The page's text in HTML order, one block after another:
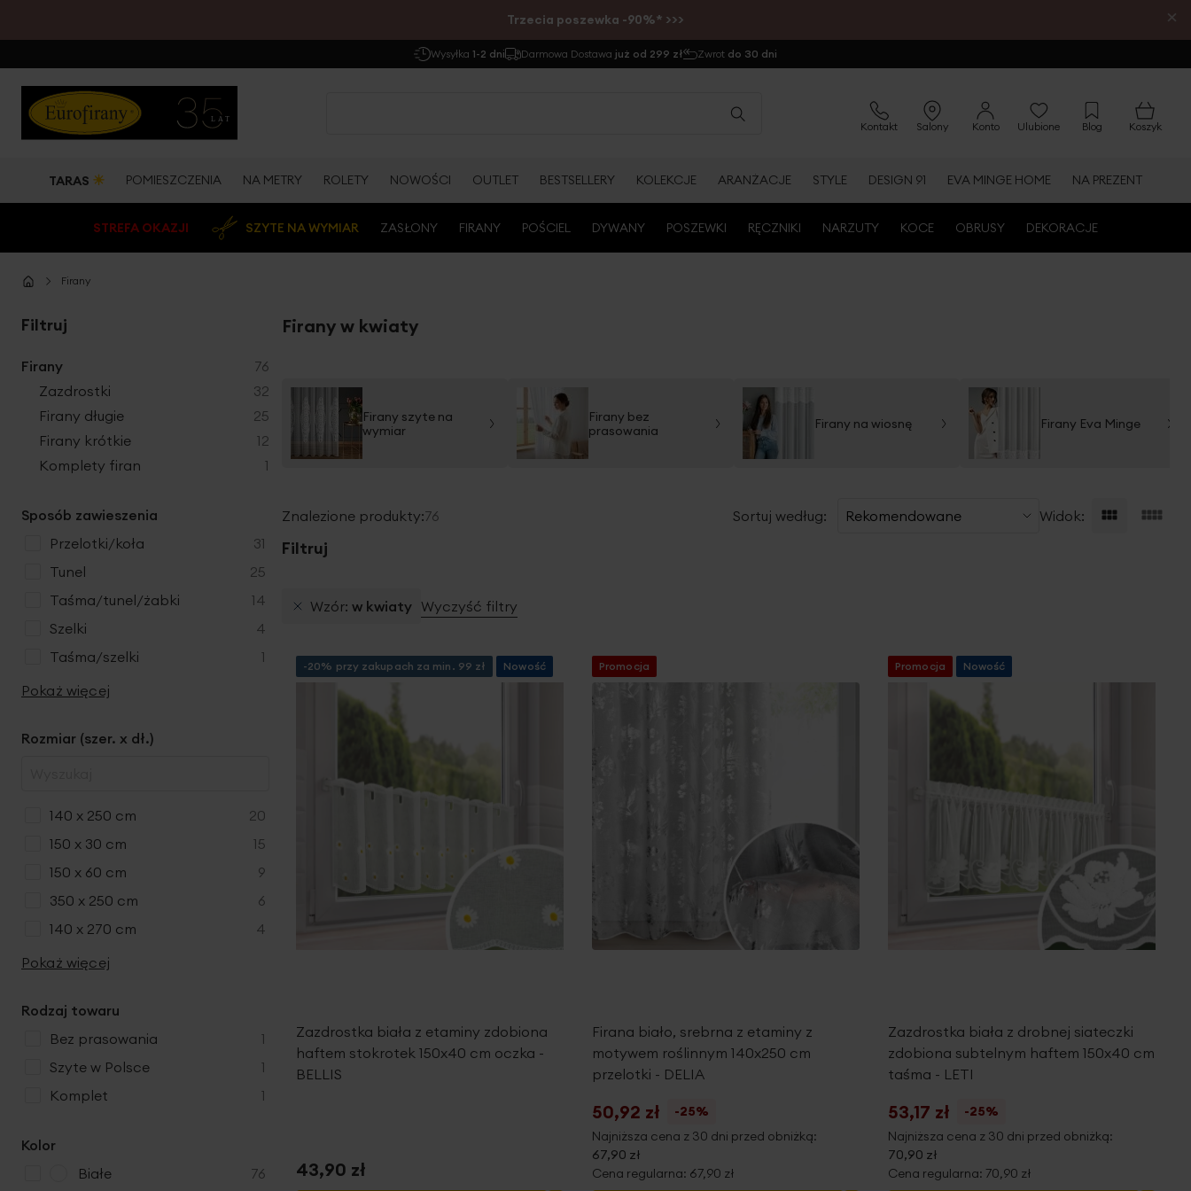
Trzecia poszewka -90%* >>> ×
Wysyłka 1-2 dni Darmowa Dostawa już od 299 zł Zwrot do 30 dni
Kontakt Salony Konto Ulubione Blog Koszyk
TARAS ☀ POMIESZCZENIA NA METRY ROLETY NOWOŚCI OUTLET BESTSELLERY KOLEKCJE ARANŻACJE STYLE DESIGN 91 EVA MINGE HOME NA PREZENT
STREFA OKAZJI SZYTE NA WYMIAR ZASŁONY FIRANY POŚCIEL DYWANY POSZEWKI RĘCZNIKI NARZUTY KOCE OBRUSY DEKORACJE
Firany
Firany w kwiaty
Firany szyte na
wymiar
Firany bez
prasowania
Firany na wiosnę Firany Eva Minge
Znalezione produkty:76 Sortuj według: Widok:
Filtruj
Wzór w kwiaty Wyczyść filtry
-20% przy zakupach za min. 99 zł Nowość
Zazdrostka biała z etaminy zdobiona
haftem stokrotek 150x40 cm oczka -
BELLIS
43,90 zł
Promocja
Firana biało, srebrna z etaminy z
motywem roślinnym 140x250 cm
przelotki - DELIA
50,92 zł
-25%
Najniższa cena z 30 dni przed obniżką:
67,90 zł
Cena regularna: 67,90 zł
Promocja Nowość
Zazdrostka biała z drobnej siateczki
zdobiona subtelnym haftem 150x40 cm
taśma - LETI
53,17 zł
-25%
Najniższa cena z 30 dni przed obniżką:
70,90 zł
Cena regularna: 70,90 zł
Filtruj
Firany 76
produkty
Zazdrostki
32
produkty
Firany długie
25
produkty
Firany krótkie
12
produkty
Komplety firan
1produkt
Sposób zawieszenia
przelotki/koła
31
produkty
Tunel
25
produkty
taśma/tunel/żabki
14
produkty
szelki
4
produkty
taśma/szelki
1produkt
Pokaż więcej
Rozmiar (szer. x dł.)
140 x 250 cm 20
produkty
150 x 30 cm
15
produkty
150 x 60 cm
9
produkty
350 x 250 cm
6
produkty
140 x 270 cm
4
produkty
Pokaż więcej
Rodzaj towaru
bez prasowania
1produkt
szyte w Polsce
1produkt
komplet
1produkt
Kolor
Białe
76
p